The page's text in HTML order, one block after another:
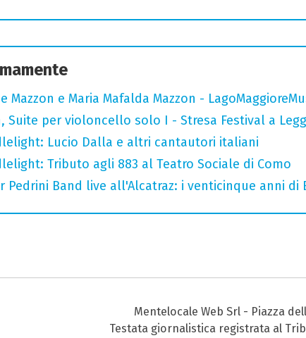
Mazzon e Maria Mafalda Mazzon -
Suite per violoncello solo I - Stresa Festival a
Lucio Dalla e altri cantautori italiani
Tributo agli 883 al Teatro Sociale di Como
Pedrini Band live all'Alcatraz: i venticinque anni di
Mentelocale Web Srl - Piazza
Testata giornalistica registrata al